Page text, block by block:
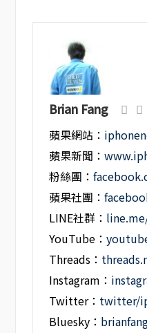
Brian Fang
蘋果網站：
蘋果新聞：
粉絲團：
蘋果社團：
LINE社群：
YouTube：
Threads：
Instagram：
Twitter： twitter/
Bluesky：